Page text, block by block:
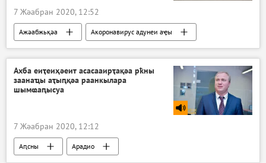
7 Жәабран 2020, 12:52
Ажәабжьқәа Акоронавирус адунеи аҿы
Ахба еиҭеиҳәеит асасааирҭақәа рҟны
заанаҵы аҭыԥқәа раанкылара
шымҩаԥысуа
7 Жәабран 2020, 12:12
Аԥсны Арадио